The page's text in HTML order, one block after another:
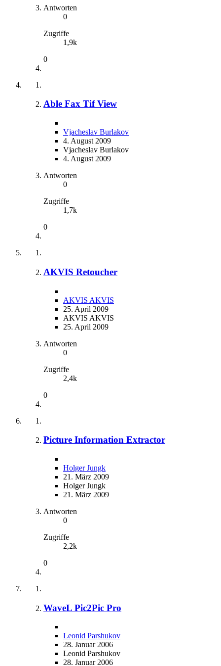
Antworten
0
Zugriffe
1,9k
0
Able Fax Tif View
Vjacheslav Burlakov
4. August 2009
Vjacheslav Burlakov
4. August 2009
Antworten
0
Zugriffe
1,7k
0
AKVIS Retoucher
AKVIS AKVIS
25. April 2009
AKVIS AKVIS
25. April 2009
Antworten
0
Zugriffe
2,4k
0
Picture Information Extractor
Holger Jungk
21. März 2009
Holger Jungk
21. März 2009
Antworten
0
Zugriffe
2,2k
0
WaveL Pic2Pic Pro
Leonid Parshukov
28. Januar 2006
Leonid Parshukov
28. Januar 2006